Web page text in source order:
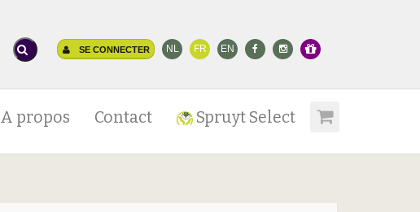
SE CONNECTER NL FR EN
A propos Contact Spruyt Select